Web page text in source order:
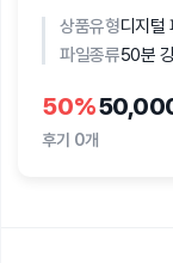
상품유형디지털
파일종류50분
50%
후기 0개